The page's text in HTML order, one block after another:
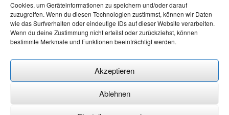
Cookies, um Geräteinformationen zu speichern und/oder darauf
zuzugreifen. Wenn du diesen Technologien zustimmst, können wir Daten
wie das Surfverhalten oder eindeutige IDs auf dieser Website verarbeiten.
Wenn du deine Zustimmung nicht erteilst oder zurückziehst, können
bestimmte Merkmale und Funktionen beeinträchtigt werden.
Akzeptieren
Ablehnen
Kontakt
Junge Presse Niedersachsen e.V.
Rückertstraße 10
30169 Hannover